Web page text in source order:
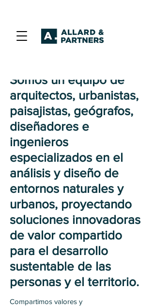
Somos un equipo de
arquitectos, urbanistas,
paisajistas, geógrafos,
diseñadores e
ingenieros
especializados en el
análisis y diseño de
entornos naturales y
urbanos, proyectando
soluciones innovadoras
de valor compartido
para el desarrollo
sustentable de las
personas y el territorio.
Compartimos valores y